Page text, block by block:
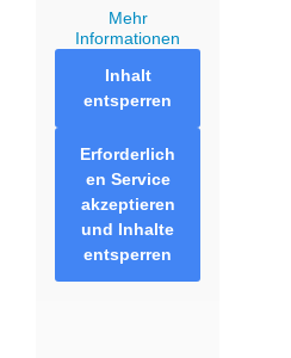
Mehr
Informationen
Inhalt
entsperren
Erforderlich
en Service
akzeptieren
und Inhalte
entsperren